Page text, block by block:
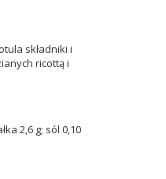
składniki i
ricottą i
2,6 g; sól 0,10